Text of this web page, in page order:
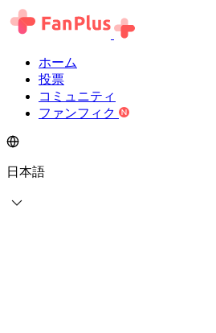
ホーム
投票
コミュニティ
ファンフィク
日本語